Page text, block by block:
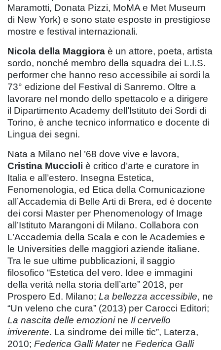
Maramotti, Donata Pizzi, MoMA e Met Museum
di New York) e sono state esposte in prestigiose
mostre e festival internazionali.
Nicola della Maggiora è un attore, poeta, artista
sordo, nonché membro della squadra dei L.I.S.
performer che hanno reso accessibile ai sordi la
73° edizione del Festival di Sanremo. Oltre a
lavorare nel mondo dello spettacolo e a dirigere
il Dipartimento Academy dell’Istituto dei Sordi di
Torino, è anche tecnico informatico e docente di
Lingua dei segni.
Nata a Milano nel ’68 dove vive e lavora,
Cristina Muccioli è critico d’arte e curatore in
Italia e all’estero. Insegna Estetica,
Fenomenologia, ed Etica della Comunicazione
all’Accademia di Belle Arti di Brera, ed è docente
dei corsi Master per Phenomenology of Image
all’Istituto Marangoni di Milano. Collabora con
L’Accademia della Scala e con le Academies e
le Universities delle maggiori aziende italiane.
Tra le sue ultime pubblicazioni, il saggio
filosofico “Estetica del vero. Idee e immagini
della verità nella storia dell’arte” 2018, per
Prospero Ed. Milano; La bellezza accessibile, ne
“Un veleno che cura” (2013) per Carocci Editori;
La nascita delle emozionine Il cervello
irriverente. La sindrome dei mille tic”, Laterza,
2010; Federica Galli Materne Federica Galli